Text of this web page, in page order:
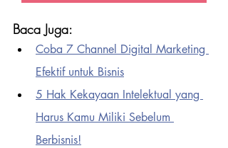
Baca Juga:
Coba 7 Channel Digital Marketing
Efektif untuk Bisnis
5 Hak Kekayaan Intelektual yang
Harus Kamu Miliki Sebelum
Berbisnis!